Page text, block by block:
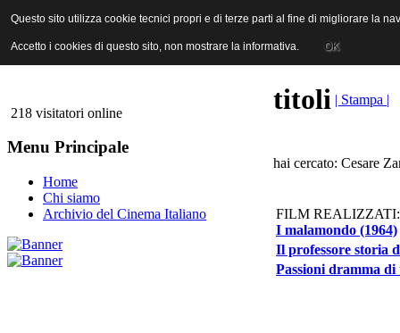
ANICA | Associazione Nazionale Industrie Cinematografiche
218 visitatori online
Menu Principale
Home
Chi siamo
Archivio del Cinema Italiano
titoli | Stampa |
hai cercato: Cesare
FILM REALIZZATI:
I malamondo (1964)
Il professore storia
Passioni dramma di
Questo sito utilizza cookie tecnici propri e di terze parti al fine di migliorare la
Accetto i cookies di questo sito, non mostrare la informativa. OK
Questo sito utilizza cookie tecnici propri e di terze parti al fine di migliorare la
Accetto i cookies di questo sito, non mostrare la informativa. OK